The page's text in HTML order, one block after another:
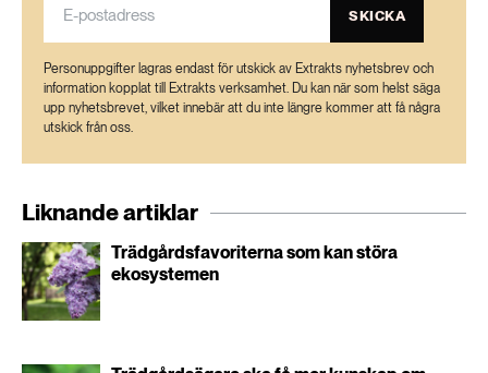
SKICKA
Personuppgifter lagras endast för utskick av Extrakts nyhetsbrev och
information kopplat till Extrakts verksamhet. Du kan när som helst säga
upp nyhetsbrevet, vilket innebär att du inte längre kommer att få några
utskick från oss.
Liknande artiklar
Trädgårdsfavoriterna som kan störa
ekosystemen